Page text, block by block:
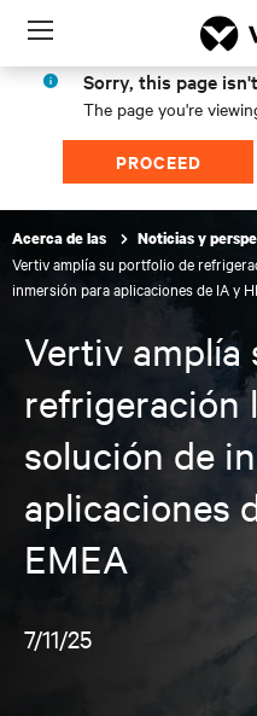
Menu
Sorry, this page
The page you're
PROCEED
Acerca de las Noticias y
Vertiv amplía su portfolio de
inmersión para aplicaciones de IA y
Vertiv
refrigeración
solución de
aplicaciones
EMEA
7/11/25